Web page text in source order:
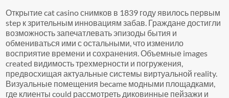
Открытие cat casino снимков в 1839 году явилось первым
step к зрительным инновациям забав. Граждане достигли
возможность запечатлевать эпизоды бытия и
обмениваться ими с остальными, что изменило
восприятие времени и сохранения. Объемные images
created видимость трехмерности и погружения,
предвосхищая актуальные системы виртуальной reality.
Визуальные помещения became модными площадками,
где клиенты could рассмотреть диковинные пейзажи и